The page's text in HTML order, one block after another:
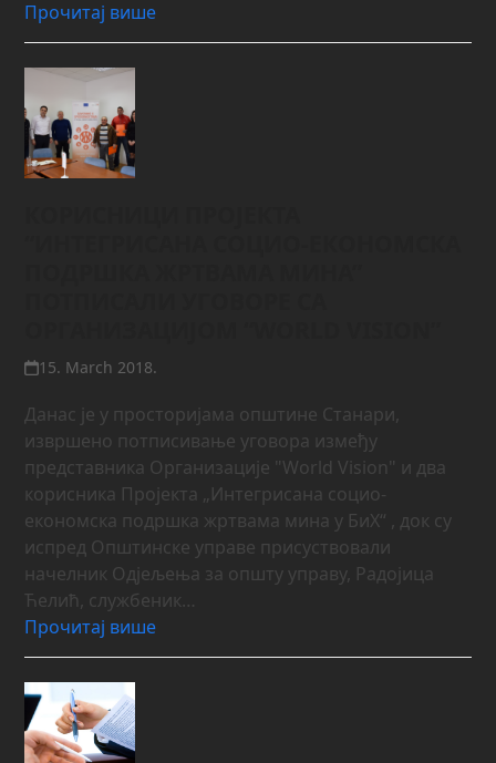
Прочитај више
15. March 2018.
Данас је у просторијама општине Станари,
извршено потписивање уговора између
представника Организације "World Vision" и два
корисника Пројекта „Интегрисана социо-
економска подршка жртвама мина у БиХ“ , док су
испред Општинске управе присуствовали
начелник Одјељења за општу управу, Радојица
Ћелић, службеник…
Прочитај више